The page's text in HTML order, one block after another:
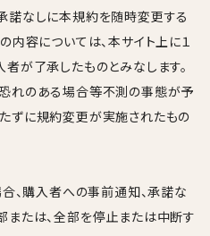
諾なしに本規約を随時変更する
内容については、本サイト上に１
が了承したものとみなします。
れのある場合等不測の事態が予
ずに規約変更が実施されたもの
、購入者への事前通知、承諾な
または、全部を停止または中断す